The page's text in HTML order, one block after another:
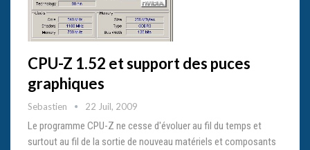
CPU-Z 1.52 et support des puces
graphiques
Sebastien 22 Juil, 2009
Le programme CPU-Z ne cesse d'évoluer au fil du temps et
surtout au fil de la sortie de nouveau matériels et composants